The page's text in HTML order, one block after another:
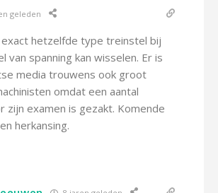
geleden
hetzelfde type treinstel bij
van spanning kan wisselen. Er is
media trouwens ook groot
omdat een aantal
zijn examen is gezakt. Komende
herkansing.